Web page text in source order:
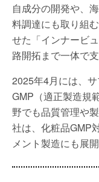
自成分の開発や、
料調達にも取り組
せた「インナービ
路開拓まで一体で
2025年4月には、
GMP（適正製造規
野でも品質管理や
社は、化粧品GMP
メント製造にも展